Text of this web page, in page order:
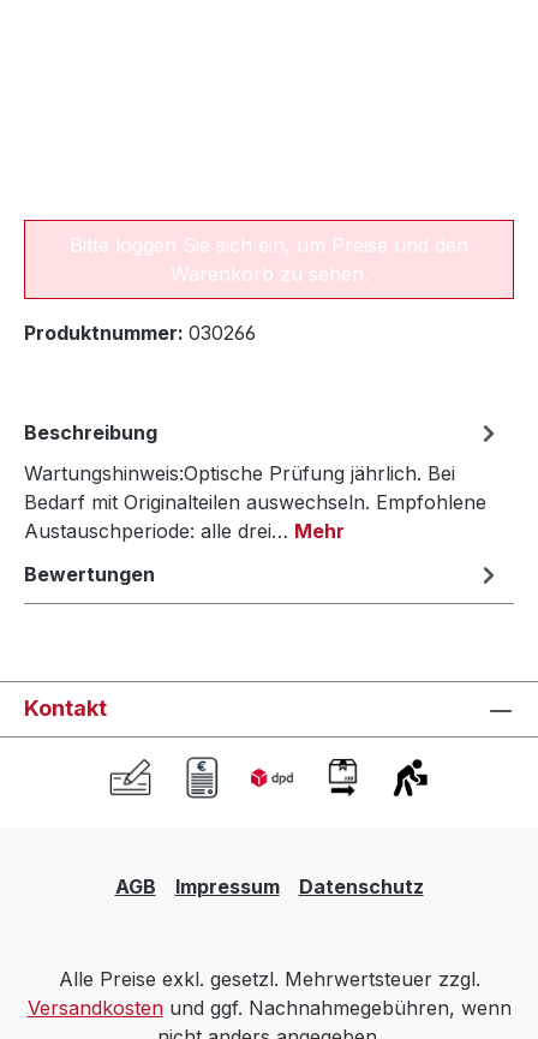
Bitte loggen Sie sich ein, um Preise und den
Warenkorb zu sehen.
Produktnummer: 030266
Beschreibung
Wartungshinweis:Optische Prüfung jährlich. Bei
Bedarf mit Originalteilen auswechseln. Empfohlene
Austauschperiode: alle drei… Mehr
Bewertungen
Kontakt
AGB Impressum Datenschutz
Alle Preise exkl. gesetzl. Mehrwertsteuer zzgl.
Versandkostenund ggf. Nachnahmegebühren, wenn